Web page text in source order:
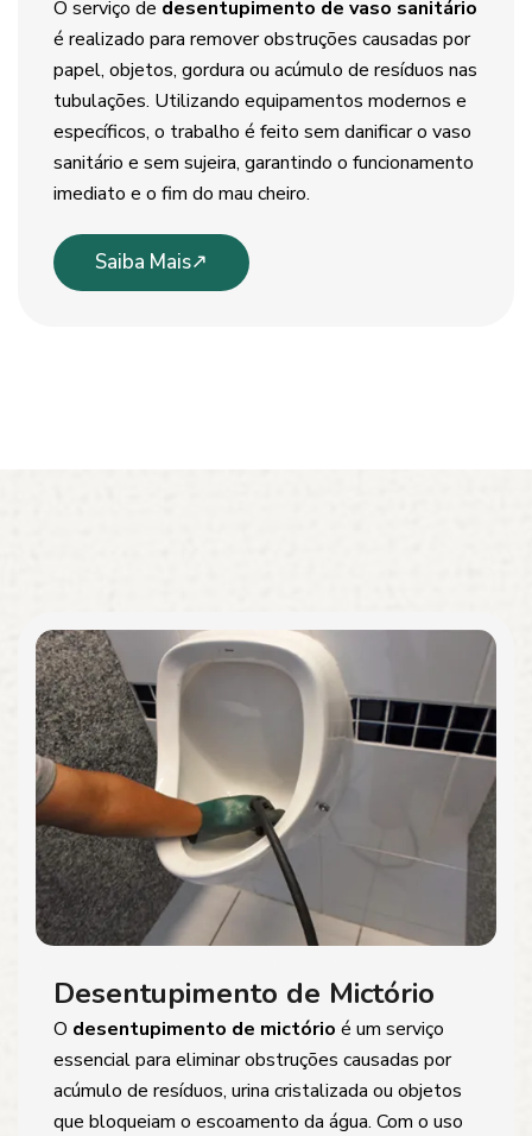
O serviço de desentupimento de vaso sanitário
é realizado para remover obstruções causadas por
papel, objetos, gordura ou acúmulo de resíduos nas
tubulações. Utilizando equipamentos modernos e
específicos, o trabalho é feito sem danificar o vaso
sanitário e sem sujeira, garantindo o funcionamento
imediato e o fim do mau cheiro.
Saiba Mais
Desentupimento de Mictório
O desentupimento de mictório é um serviço
essencial para eliminar obstruções causadas por
acúmulo de resíduos, urina cristalizada ou objetos
que bloqueiam o escoamento da água. Com o uso